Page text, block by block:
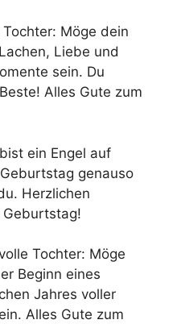
Möge dein
Liebe und
sein. Du
Alles Gute zum
ein Engel auf
genauso
Herzlichen
Geburtstag!
Tochter: Möge
Beginn eines
Jahres voller
Alles Gute zum